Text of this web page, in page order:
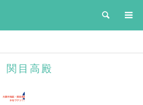
検索
関目高殿